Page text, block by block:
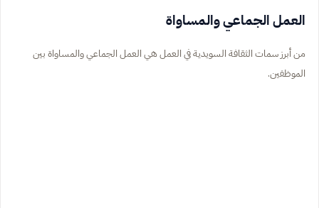
العمل الجماعي والمساواة
من أبرز سمات الثقافة السويدية في العمل هي العمل الجماعي والمساواة بين
الموظفين.